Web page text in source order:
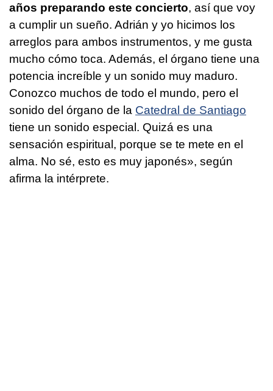
años preparando este concierto, así que voy
a cumplir un sueño. Adrián y yo hicimos los
arreglos para ambos instrumentos, y me gusta
mucho cómo toca. Además, el órgano tiene una
potencia increíble y un sonido muy maduro.
Conozco muchos de todo el mundo, pero el
sonido del órgano de la Catedral de Santiago
tiene un sonido especial. Quizá es una
sensación espiritual, porque se te mete en el
alma. No sé, esto es muy japonés», según
afirma la intérprete.